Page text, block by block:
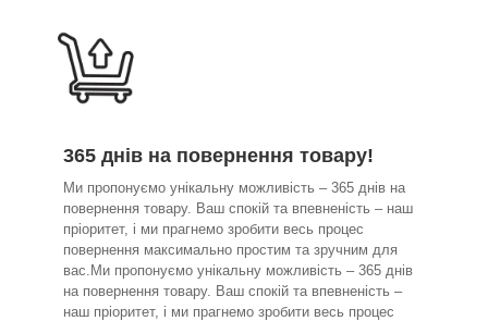
365 днів на повернення товару!
Ми пропонуємо унікальну можливість – 365 днів на
повернення товару. Ваш спокій та впевненість – наш
пріоритет, і ми прагнемо зробити весь процес
повернення максимально простим та зручним для
вас.Ми пропонуємо унікальну можливість – 365 днів
на повернення товару. Ваш спокій та впевненість –
наш пріоритет, і ми прагнемо зробити весь процес